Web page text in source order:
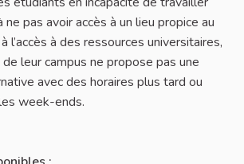
ne pas avoir accès à un lieu propice au
l’accès à des ressources universitaires,
leur campus ne propose pas une
avec des horaires plus tard ou
week-ends.